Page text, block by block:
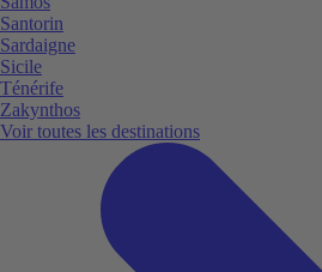
Santorin
Sardaigne
Sicile
Ténérife
Zakynthos
Voir toutes les destinations